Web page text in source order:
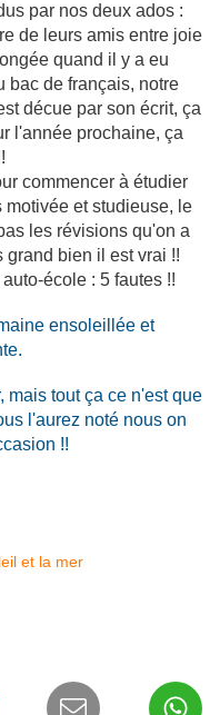
par nos deux ados :
de leurs amis entre joie
quand il y a eu
bac de français, notre
décue par son écrit, ça
l'année prochaine, ça
commencer à étudier
motivée et studieuse, le
les révisions qu'on a
grand bien il est vrai !!
école : 5 fautes !!
ensoleillée et
mais tout ça ce n'est que
l'aurez noté nous on
!!